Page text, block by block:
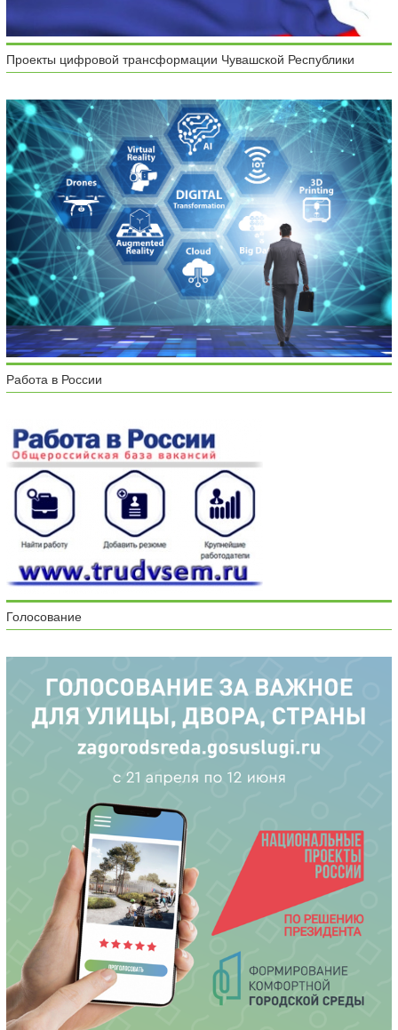
Проекты цифровой трансформации Чувашской Республики
Работа в России
Голосование